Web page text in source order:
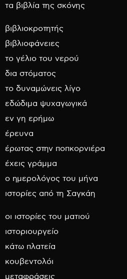
τα βιβλία της σκόνης
βιβλιοκροτητής
βιβλιοφάνειες
το γέλιο του νερού
δια στόματος
το δυναμώνεις λίγο
εδώδιμα ψυχαγωγικά
εν γη ερήμω
έρευνα
έρωτας στην ποπκορνιέρα
έχεις γράμμα
ο ημερολόγος του μήνα
ιστορίες από τη Σαγκάη
οι ιστορίες του ματιού
ιστοριουργείο
κάτω πλατεία
κουβεντολόι
μεταφράσεις